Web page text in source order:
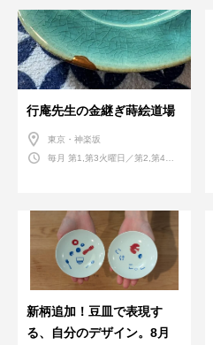
行庵先生の金継ぎ蒔絵道場
東京・神楽坂
毎月 第1,第3火曜日／第2,第4火
新柄追加！豆皿で表現す
る、自分のデザイン。8月